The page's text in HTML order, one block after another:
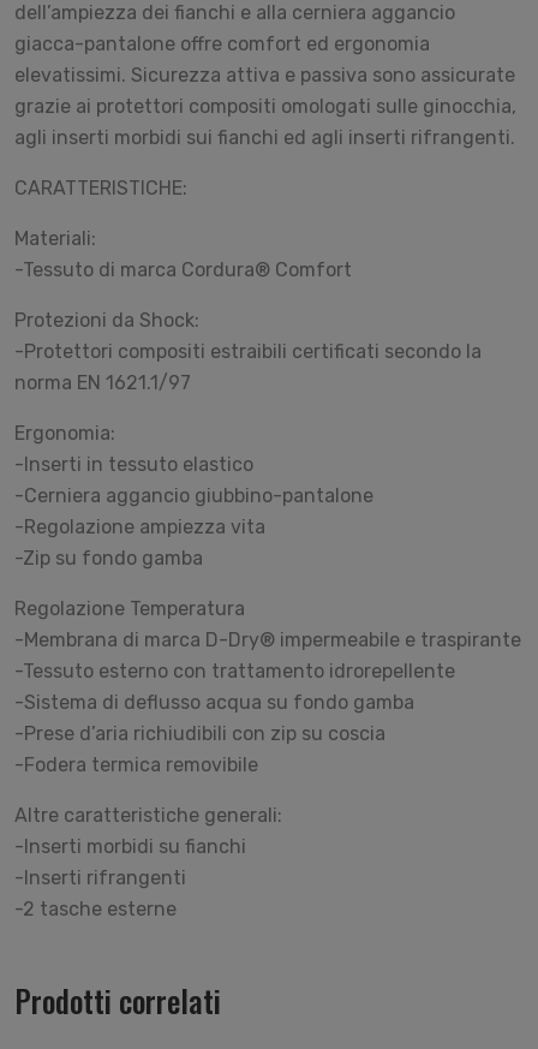
dell’ampiezza dei fianchi e alla cerniera aggancio
giacca-pantalone offre comfort ed ergonomia
elevatissimi. Sicurezza attiva e passiva sono assicurate
grazie ai protettori compositi omologati sulle ginocchia,
agli inserti morbidi sui fianchi ed agli inserti rifrangenti.
CARATTERISTICHE:
Materiali:
-Tessuto di marca Cordura® Comfort
Protezioni da Shock:
-Protettori compositi estraibili certificati secondo la
norma EN 1621.1/97
Ergonomia:
-Inserti in tessuto elastico
-Cerniera aggancio giubbino-pantalone
-Regolazione ampiezza vita
-Zip su fondo gamba
Regolazione Temperatura
-Membrana di marca D-Dry® impermeabile e traspirante
-Tessuto esterno con trattamento idrorepellente
-Sistema di deflusso acqua su fondo gamba
-Prese d’aria richiudibili con zip su coscia
-Fodera termica removibile
Altre caratteristiche generali:
-Inserti morbidi su fianchi
-Inserti rifrangenti
-2 tasche esterne
Prodotti correlati